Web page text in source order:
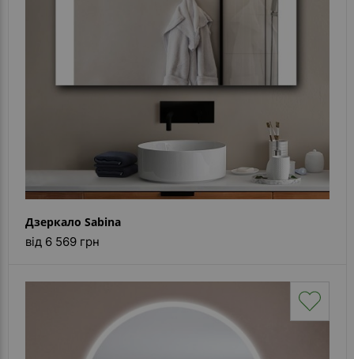
Дзеркало Sabina
від 6 569 грн